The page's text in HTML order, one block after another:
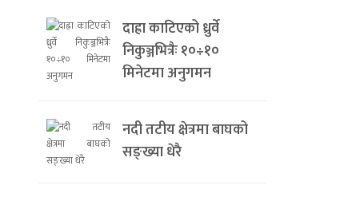
दाह्रा काटिएको ध्रुर्वे
निकुञ्जभित्रैः १०÷१०
मिनेटमा अनुगमन
नदी तटीय क्षेत्रमा बाघको
सङ्ख्या धेरै